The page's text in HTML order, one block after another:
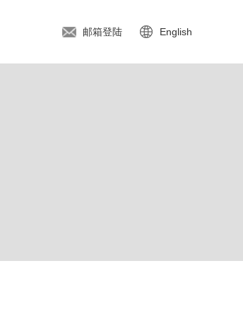
邮箱登陆 English